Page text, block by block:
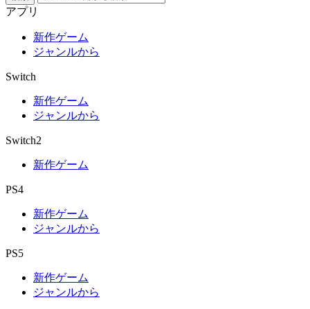
アプリ
新作ゲーム
ジャンルから
Switch
新作ゲーム
ジャンルから
Switch2
新作ゲーム
PS4
新作ゲーム
ジャンルから
PS5
新作ゲーム
ジャンルから